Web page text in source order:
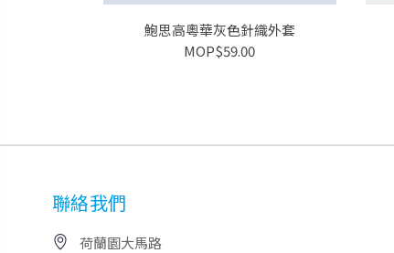
鮑思高粵華灰色針織外套
MOP$59.00
聯絡我們
荷蘭園大馬路